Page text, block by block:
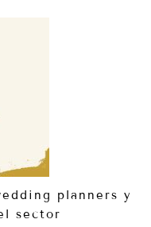
planners y
sector